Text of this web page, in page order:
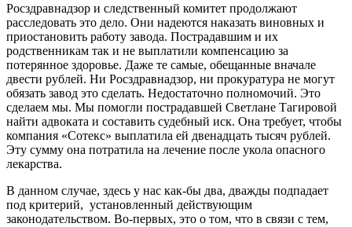
Росздравнадзор и следственный комитет продолжают
расследовать это дело. Они надеются наказать виновных и
приостановить работу завода. Пострадавшим и их
родственникам так и не выплатили компенсацию за
потерянное здоровье. Даже те самые, обещанные вначале
двести рублей. Ни Росздравнадзор, ни прокуратура не могут
обязать завод это сделать. Недостаточно полномочий. Это
сделаем мы. Мы помогли пострадавшей Светлане Тагировой
найти адвоката и составить судебный иск. Она требует, чтобы
компания «Сотекс» выплатила ей двенадцать тысяч рублей.
Эту сумму она потратила на лечение после укола опасного
лекарства.
В данном случае, здесь у нас как-бы два, дважды подпадает
под критерий, установленный действующим
законодательством. Во-первых, это о том, что в связи с тем,